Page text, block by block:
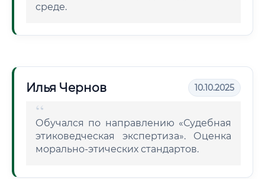
среде.
Илья Чернов 10.10.2025
Обучался по направлению «Судебная
этиковедческая экспертиза». Оценка
морально-этических стандартов.